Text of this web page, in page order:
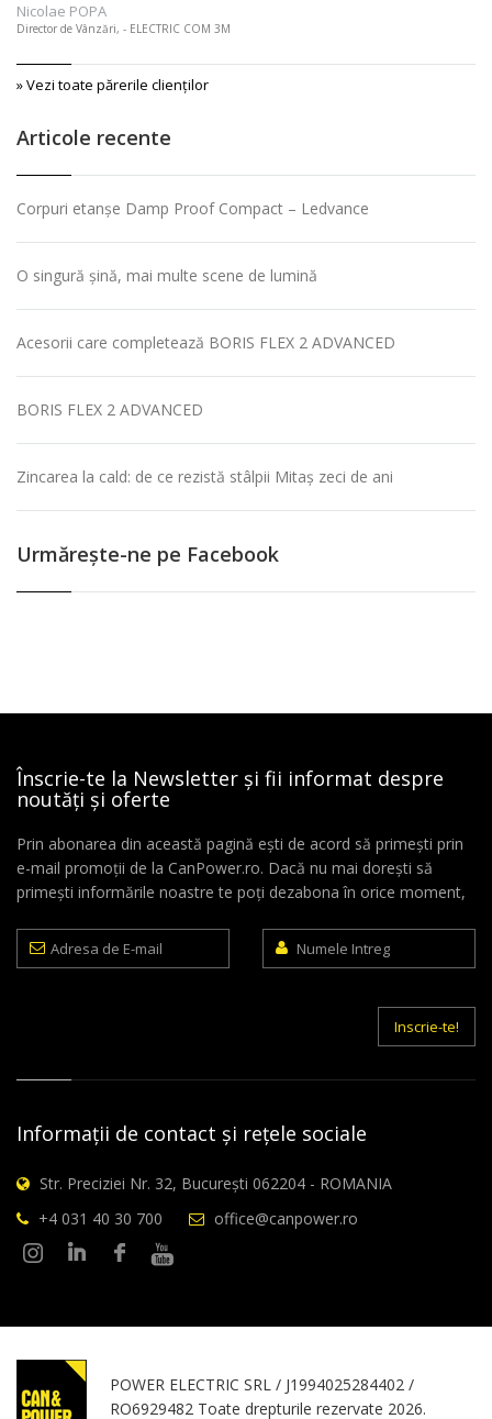
Nicolae POPA
Director de Vânzări, - ELECTRIC COM 3M
» Vezi toate părerile clienţilor
Articole recente
Corpuri etanșe Damp Proof Compact – Ledvance
O singură șină, mai multe scene de lumină
Acesorii care completează BORIS FLEX 2 ADVANCED
BORIS FLEX 2 ADVANCED
Zincarea la cald: de ce rezistă stâlpii Mitaș zeci de ani
Urmăreşte-ne pe Facebook
Înscrie-te la Newsletter și fii informat despre
noutăți și oferte
Prin abonarea din această pagină ești de acord să primești prin
e-mail promoții de la CanPower.ro. Dacă nu mai dorești să
primești informările noastre te poți dezabona în orice moment,
Adresa
de
Numele
Intreg
Inscrie-te!
Informații de contact și rețele sociale
Str. Preciziei Nr. 32, București 062204 - ROMANIA
+4 031 40 30 700
office@canpower.ro
POWER ELECTRIC SRL / J1994025284402 /
RO6929482 Toate drepturile rezervate 2026.